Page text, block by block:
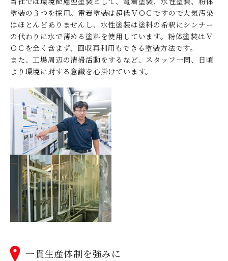
塗装の３つを採用。電着塗装は超低ＶＯＣですので大気汚染
はほとんどありませんし、水性塗装は塗料の希釈にシンナー
の代わりに水で薄める塗料を使用しています。粉体塗装はＶ
ＯＣを全く含まず、回収再利用もできる塗装方法です。
また、工場周辺の清掃活動をするなど、スタッフ一同、日頃
より環境に対する意識を心掛けています。
一貫生産体制を強みに